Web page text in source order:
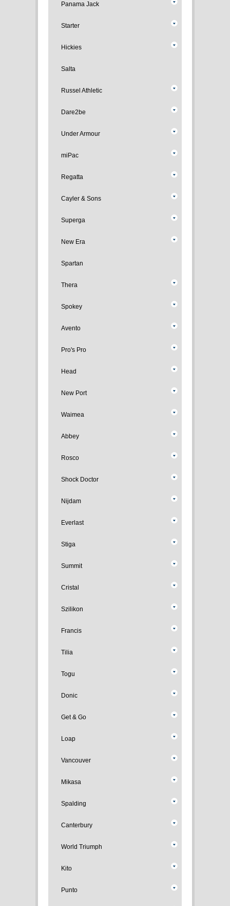
Panama Jack
Starter
Hickies
Salta
Russel Athletic
Dare2be
Under Armour
miPac
Regatta
Cayler & Sons
Superga
New Era
Spartan
Thera
Spokey
Avento
Pro's Pro
Head
New Port
Waimea
Abbey
Rosco
Shock Doctor
Nijdam
Everlast
Stiga
Summit
Cristal
Szilikon
Francis
Tilia
Togu
Donic
Get & Go
Loap
Vancouver
Mikasa
Spalding
Canterbury
World Triumph
Kito
Punto